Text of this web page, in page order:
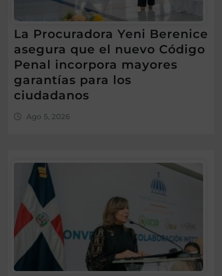
La Procuradora Yeni Berenice
asegura que el nuevo Código
Penal incorpora mayores
garantías para los
ciudadanos
Ago 5, 2026